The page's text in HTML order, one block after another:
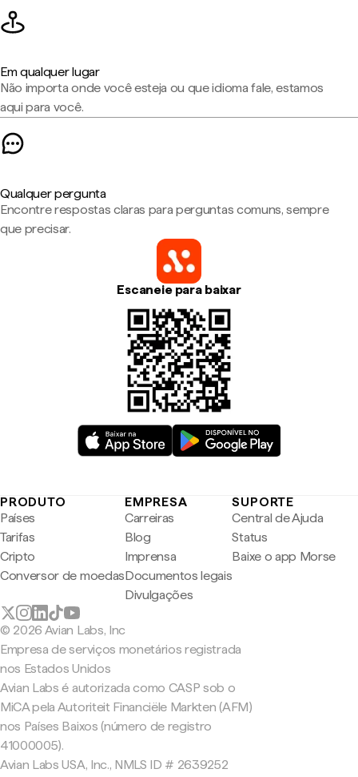
Em qualquer lugar
Não importa onde você esteja ou que idioma fale, estamos
aqui para você.
Qualquer pergunta
Encontre respostas claras para perguntas comuns, sempre
que precisar.
Escaneie para baixar
PRODUTO
Países
Tarifas
Cripto
Conversor de moedas
EMPRESA
Carreiras
Blog
Imprensa
Documentos legais
Divulgações
SUPORTE
Central de Ajuda
Status
Baixe o app Morse
© 2026 Avian Labs, Inc
Empresa de serviços monetários registrada
nos Estados Unidos
Avian Labs é autorizada como CASP sob o
MiCA pela Autoriteit Financiële Markten (AFM)
nos Países Baixos (número de registro
41000005).
Avian Labs USA, Inc., NMLS ID # 2639252